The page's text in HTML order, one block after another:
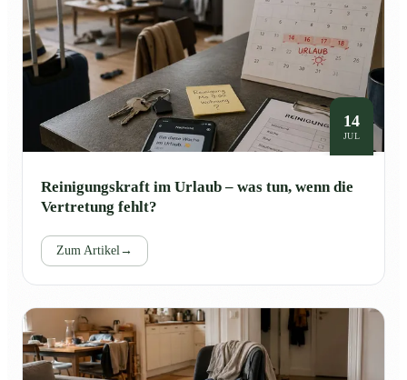
14
JUL
Reinigungskraft im Urlaub – was tun, wenn die
Vertretung fehlt?
Zum Artikel→